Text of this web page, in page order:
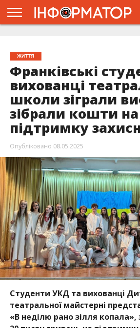
ЖИТТЯ
Франківські
вихованці
школи зіграли
зібрали кошти на
підтримку
Опубліковано 08.05.2025
Студенти УКД та вихованці
театральної майстерні
«В неділю рано зілля